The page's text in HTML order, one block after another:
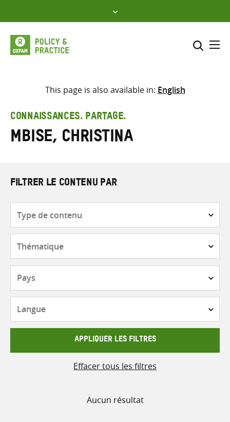
to
content
Sélectionner l’emplacement
Saisir
les
termes
This page is also available in: English
CONNAISSANCES. PARTAGE.
Mbise, Christina
FILTRER LE CONTENU PAR
contenu
APPLIQUER LES FILTRES
Effacer tous les filtres
Aucun résultat